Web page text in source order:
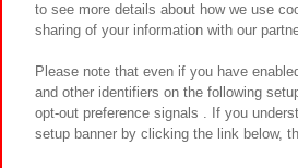
to see more details about how we use
sharing of your information with our
Please note that even if you have
and other identifiers on the following
opt-out preference signals . If you
setup banner by clicking the link below,